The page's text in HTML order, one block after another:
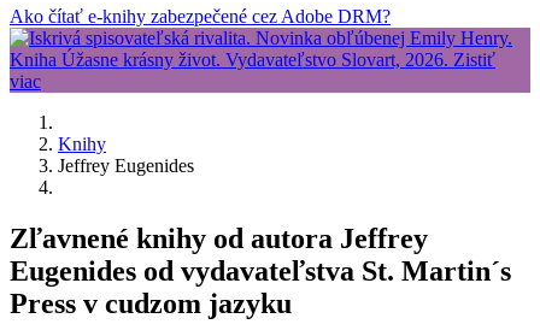
Ako čítať e-knihy zabezpečené cez Adobe DRM?
Knihy
Jeffrey Eugenides
Zľavnené knihy od autora Jeffrey
Eugenides od vydavateľstva St. Martin´s
Press v cudzom jazyku